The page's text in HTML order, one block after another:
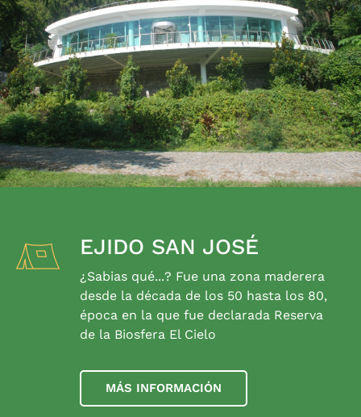
EJIDO SAN JOSÉ
¿Sabias qué...? Fue una zona maderera
desde la década de los 50 hasta los 80,
época en la que fue declarada Reserva
de la Biosfera El Cielo
MÁS INFORMACIÓN